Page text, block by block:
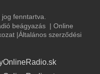
fenntartva.
beágyazás | Online
|Általános szerződési